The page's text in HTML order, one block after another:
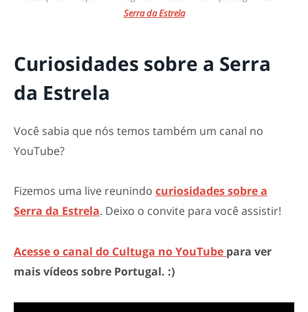
Serra da Estrela
Curiosidades sobre a Serra
da Estrela
Você sabia que nós temos também um canal no
YouTube?
Fizemos uma live reunindo curiosidades sobre a
Serra da Estrela. Deixo o convite para você assistir!
Acesse o canal do Cultuga no YouTube para ver
mais vídeos sobre Portugal. :)